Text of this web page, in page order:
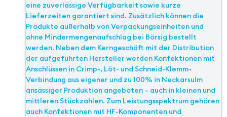
eine zuverlässige Verfügbarkeit sowie kurze
Lieferzeiten garantiert sind. Zusätzlich können die
Produkte außerhalb von Verpackungseinheiten und
ohne Mindermengenaufschlag bei Börsig bestellt
werden. Neben dem Kerngeschäft mit der Distribution
der aufgeführten Hersteller werden Konfektionen mit
Anschlüssen in Crimp-, Löt- und Schneid-Klemm-
Verbindung aus eigener und zu 100% in Neckarsulm
ansässiger Produktion angeboten – auch in kleinen und
mittleren Stückzahlen. Zum Leistungsspektrum gehören
auch Konfektionen mit HF-Komponenten und